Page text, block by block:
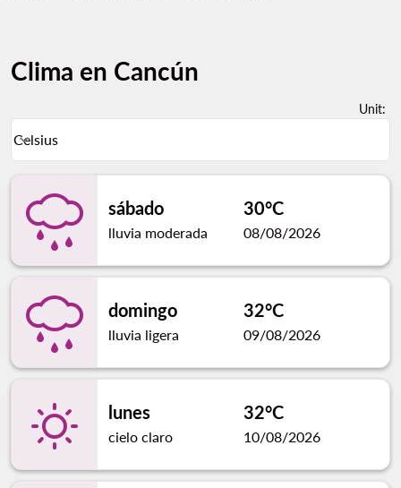
Clima en Cancún
Unit:
Celsius
keyboard_arrow_down
sábado
lluvia moderada
30°C
08/08/2026
domingo
lluvia ligera
32°C
09/08/2026
lunes
cielo claro
32°C
10/08/2026